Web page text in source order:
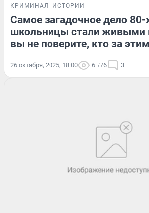
КРИМИНАЛ ИСТОРИИ
Самое загадочное дело 80-
школьницы стали живыми
вы не поверите, кто за
26 октября, 2025, 18:00 6 776 3